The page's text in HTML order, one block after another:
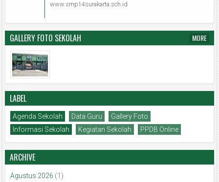
www.smp14surakarta.sch.id
GALLERY FOTO SEKOLAH MORE
LABEL
Agenda Sekolah Data Guru
Gallery Foto
Informasi Sekolah
Kegiatan Sekolah PPDB Online
ARCHIVE
Agustus 2026 (1)